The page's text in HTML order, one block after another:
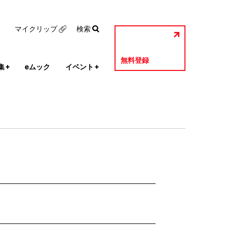
+ eムック イベント +
無料登録
マイクリップ 検索